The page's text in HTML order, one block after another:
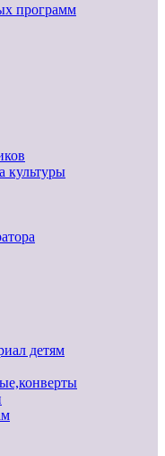
программ
культуры
детям